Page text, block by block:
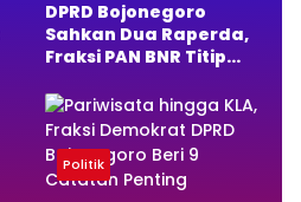
DPRD Bojonegoro
Sahkan Dua Raperda,
Fraksi PAN BNR Titip
Politik